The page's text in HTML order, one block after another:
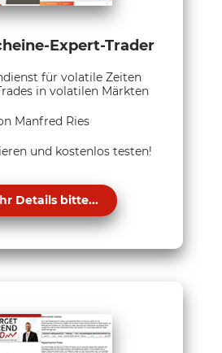
Expert-Trader
für volatile Zeiten
in volatilen Märkten
Manfred Ries
und kostenlos testen!
Details bitte...